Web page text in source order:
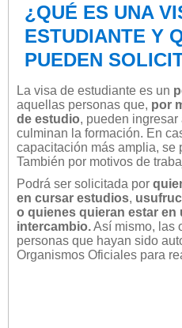
¿QUÉ ES UNA
ESTUDIANTE Y
PUEDEN
La visa de estudiante es un
aquellas personas que, por
de estudio, pueden
culminan la formación. En
capacitación más amplia, se
También por motivos de
Podrá ser solicitada por
en cursar estudios,
o quienes quieran estar en
intercambio.Así mismo, las
personas que hayan sido
Organismos Oficiales para